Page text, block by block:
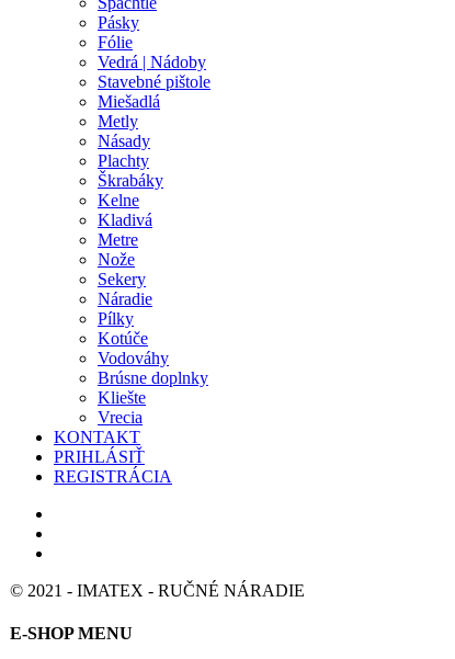
Pásky
Fólie
Vedrá | Nádoby
Stavebné pištole
Miešadlá
Metly
Násady
Plachty
Škrabáky
Kelne
Kladivá
Metre
Nože
Sekery
Náradie
Pílky
Kotúče
Vodováhy
Brúsne doplnky
Kliešte
Vrecia
KONTAKT
PRIHLÁSIŤ
REGISTRÁCIA
© 2021 - IMATEX - RUČNÉ NÁRADIE
E-SHOP MENU